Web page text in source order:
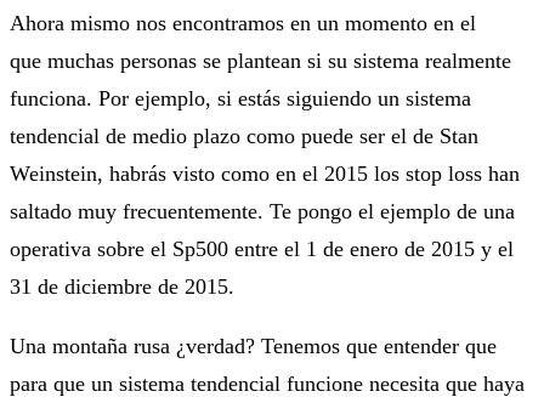
Ahora mismo nos encontramos en un momento en el
que muchas personas se plantean si su sistema realmente
funciona. Por ejemplo, si estás siguiendo un sistema
tendencial de medio plazo como puede ser el de Stan
Weinstein, habrás visto como en el 2015 los stop loss han
saltado muy frecuentemente. Te pongo el ejemplo de una
operativa sobre el Sp500 entre el 1 de enero de 2015 y el
31 de diciembre de 2015.
Una montaña rusa ¿verdad? Tenemos que entender que
para que un sistema tendencial funcione necesita que haya